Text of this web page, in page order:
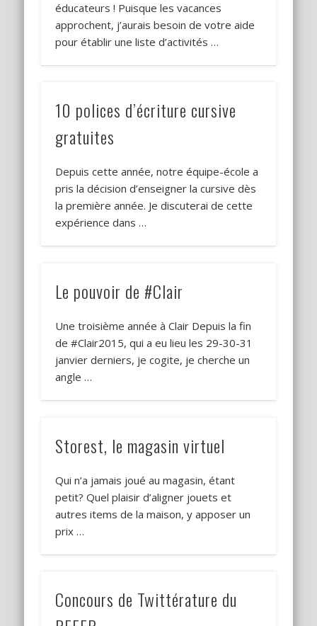
éducateurs ! Puisque les vacances
approchent, j’aurais besoin de votre aide
pour établir une liste d’activités …
10 polices d’écriture cursive
gratuites
Depuis cette année, notre équipe-école a
pris la décision d’enseigner la cursive dès
la première année. Je discuterai de cette
expérience dans …
Le pouvoir de #Clair
Une troisième année à Clair Depuis la fin
de #Clair2015, qui a eu lieu les 29-30-31
janvier derniers, je cogite, je cherche un
angle …
Storest, le magasin virtuel
Qui n’a jamais joué au magasin, étant
petit? Quel plaisir d’aligner jouets et
autres items de la maison, y apposer un
prix …
Concours de Twittérature du